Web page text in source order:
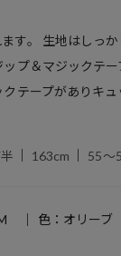
す。 生地はしっ
プ＆マジックテ
テープがありキ
163cm 55～
色：オリーブ